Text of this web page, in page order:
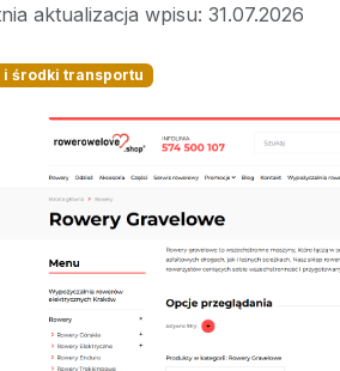
aktualizacja wpisu: 31.07.2026
i środki transportu